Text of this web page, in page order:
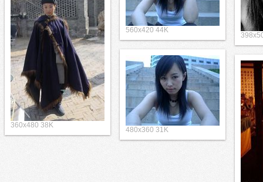
560x420 44K
360x480 38K
480x360 31K